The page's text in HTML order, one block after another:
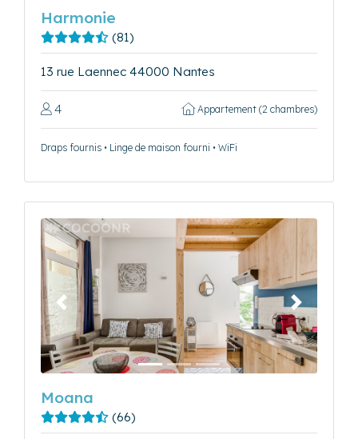
Harmonie
(81)
13 rue Laennec 44000 Nantes
4 Appartement (2 chambres)
Draps fournis • Linge de maison fourni • WiFi
Précédent Suivant
Moana
(66)